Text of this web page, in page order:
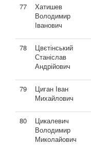
77
Хатишев
Володимир
Іванович
78
Цвєтінський
Станіслав
Андрійович
79
Циган Іван
Михайлович
80
Цикалевич
Володимир
Миколайович